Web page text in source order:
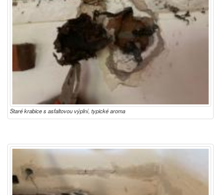
Staré krabice s asfaltovou výplní, typické aroma